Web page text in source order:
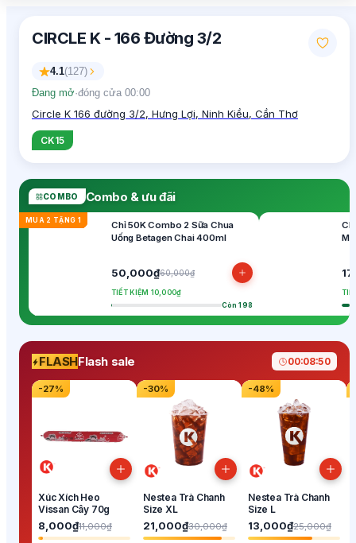
CIRCLE K - 166 Đường 3/2
4.1(127)
Đang mở·đóng cửa 00:00
Circle K 166 đường 3/2, Hưng Lợi, Ninh Kiều, Cần Thơ
CK15
COMBO Combo & ưu đãi
COMBO 1
Chỉ 50K Combo 2 Sữa Chua
Uống Betagen Chai 400ml
50,000₫60,000₫
TIẾT KIỆM 10,000₫
Còn 198
COMBO 1
COMBO 1
COMBO 1
COMBO 1
COMBO 1
COMBO 1
COMBO 1
COMBO 1
COMBO 1
MUA 2 TẶNG 1
COMBO 1
MUA 2 TẶNG 1
COMBO 1
COMBO 1
MUA 2 TẶNG 1
MUA 2 TẶNG 1
COMBO 1
MUA 2 TẶNG 1
COMBO 1
COMBO 1
MUA 2 TẶNG 1
MUA 2 TẶNG 1
COMBO 1
MUA 2 TẶNG 1
FLASHFlash sale 00:08:49
-27%
Xúc Xích Heo
Vissan Cây 70g
8,000₫11,000₫
-30%
Nestea Trà Chanh
Size XL
21,000₫30,000₫
-48%
Nestea Trà Chanh
Size L
13,000₫25,000₫